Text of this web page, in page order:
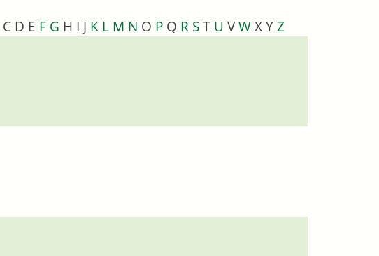
C D E F G H I J K L M N O P Q R ST U VWXYZ